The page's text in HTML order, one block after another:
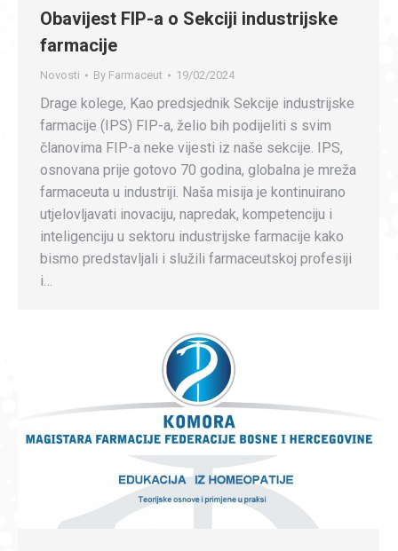
Obavijest FIP-a o Sekciji industrijske
farmacije
Novosti By Farmaceut 19/02/2024
Drage kolege, Kao predsjednik Sekcije industrijske
farmacije (IPS) FIP-a, želio bih podijeliti s svim
članovima FIP-a neke vijesti iz naše sekcije. IPS,
osnovana prije gotovo 70 godina, globalna je mreža
farmaceuta u industriji. Naša misija je kontinuirano
utjelovljavati inovaciju, napredak, kompetenciju i
inteligenciju u sektoru industrijske farmacije kako
bismo predstavljali i služili farmaceutskoj profesiji
i…